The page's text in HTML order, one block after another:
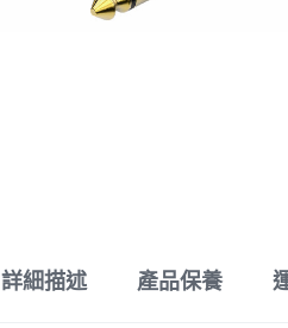
詳細描述 產品保養